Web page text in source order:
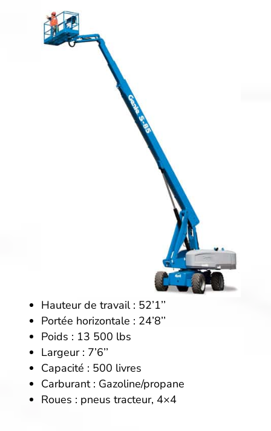
Hauteur de travail : 52’1’’
Portée horizontale : 24’8’’
Poids : 13 500 lbs
Largeur : 7’6’’
Capacité : 500 livres
Carburant : Gazoline/propane
Roues : pneus tracteur, 4×4